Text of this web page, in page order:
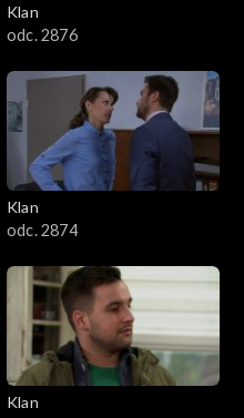
Klan
odc. 2876
Klan
odc. 2874
Klan